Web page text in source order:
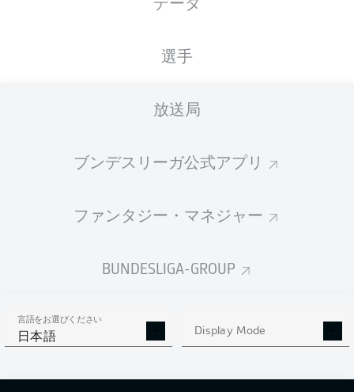
選手
放送局
ブンデスリーガ公式アプリ
ファンタジー・マネジャー
BUNDESLIGA-GROUP
言語をお選びください
日本語 Display Mode
0
0 % 成功率 0 %